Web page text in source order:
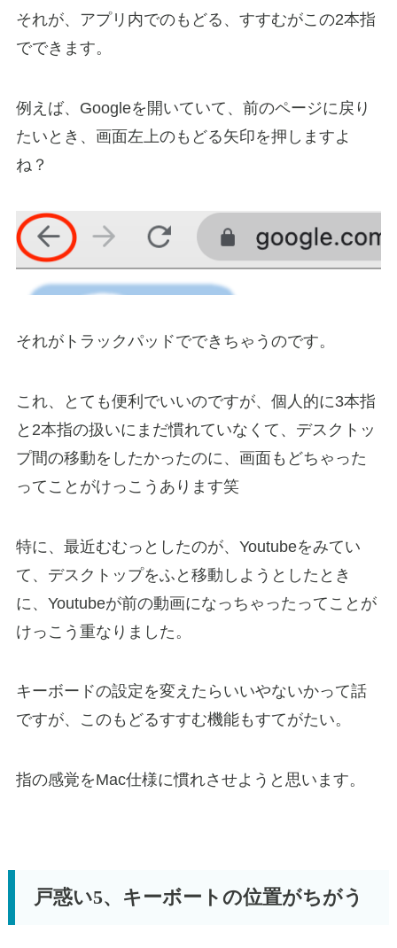
それが、アプリ内でのもどる、すすむがこの2本指
でできます。
例えば、Googleを開いていて、前のページに戻り
たいとき、画面左上のもどる矢印を押しますよ
ね？
それがトラックパッドでできちゃうのです。
これ、とても便利でいいのですが、個人的に3本指
と2本指の扱いにまだ慣れていなくて、デスクトッ
プ間の移動をしたかったのに、画面もどちゃった
ってことがけっこうあります笑
特に、最近むむっとしたのが、Youtubeをみてい
て、デスクトップをふと移動しようとしたとき
に、Youtubeが前の動画になっちゃったってことが
けっこう重なりました。
キーボードの設定を変えたらいいやないかって話
ですが、このもどるすすむ機能もすてがたい。
指の感覚をMac仕様に慣れさせようと思います。
戸惑い5、キーボートの位置がちがう